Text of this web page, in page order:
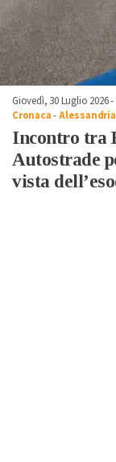
Giovedì, 30 Luglio 2026 -
Cronaca-Alessandria
Incontro tra
Autostrade
vista